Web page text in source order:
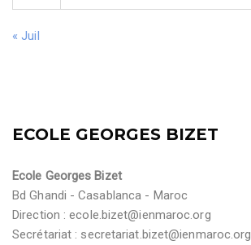
« Juil
ECOLE GEORGES BIZET
Ecole Georges Bizet
Bd Ghandi - Casablanca - Maroc
Direction :ecole.bizet@ienmaroc.org
Secrétariat : secretariat.bizet@ienmaroc.org